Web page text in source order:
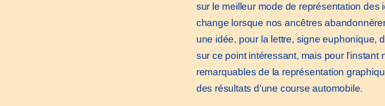
sur le meilleur mode de représentation
change lorsque nos ancêtres
une idée, pour la lettre, signe euphonique,
sur ce point intéressant, mais pour
remarquables de la représentation
des résultats d’une course automobile.